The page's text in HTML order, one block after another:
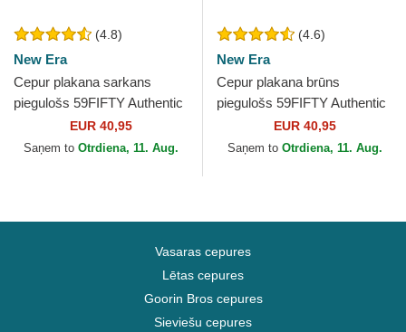
(4.8)
New Era
Cepur plakana sarkans
piegulošs 59FIFTY Authentic
On Field no Los Angeles
Angels MLB no New Era
EUR 40,95
Saņem to Otrdiena, 11. Aug.
(4.6)
New Era
Cepur plakana brūns
piegulošs 59FIFTY Authentic
On Field no San Diego
Padres MLB no New Era
EUR 40,95
Saņem to Otrdiena, 11. Aug.
Vasaras cepures
Lētas cepures
Goorin Bros cepures
Sieviešu cepures